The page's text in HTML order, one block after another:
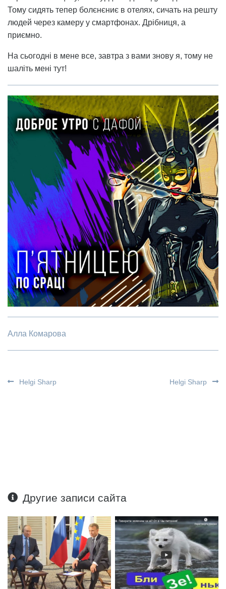
Тому сидять тепер болєнєниє в отелях, сичать на решту
людей через камеру у смартфонах. Дрібниця, а
приємно.
На сьогодні в мене все, завтра з вами знову я, тому не
шаліть мені тут!
Алла Комарова
Helgi Sharp Helgi Sharp
Другие записи сайта